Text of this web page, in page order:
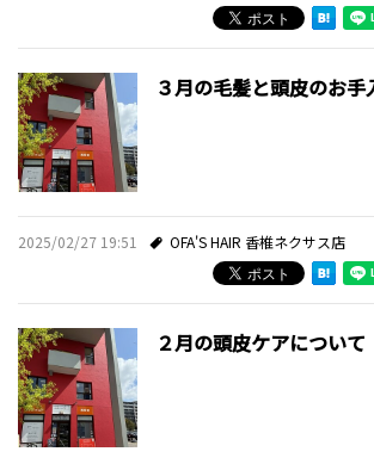
３月の毛髪と頭皮のお手
2025/02/27 19:51 OFA'S HAIR 香椎ネクサス店
２月の頭皮ケアについて